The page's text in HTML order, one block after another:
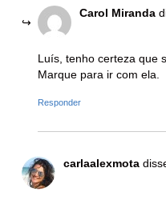
Carol Miranda
Luís, tenho certeza que
Marque para ir com ela.
Responder
carlaalexmota